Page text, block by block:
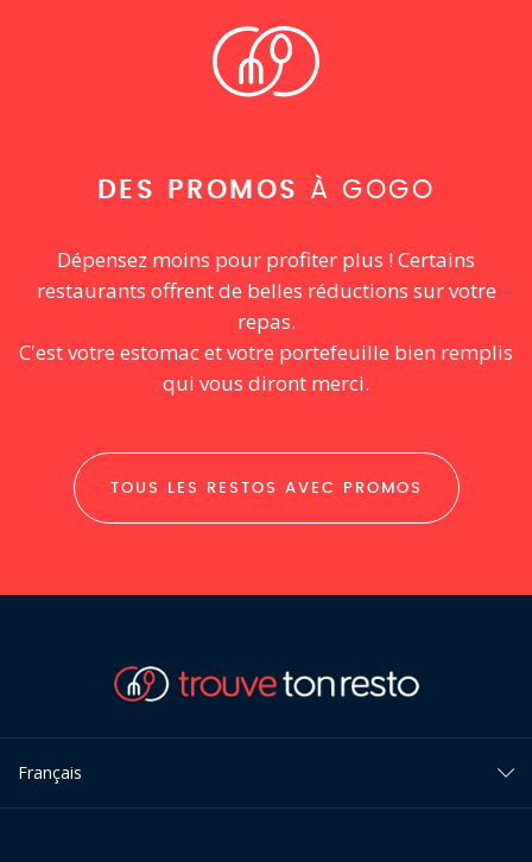
DES PROMOS À GOGO
Dépensez moins pour profiter plus ! Certains
restaurants offrent de belles réductions sur votre
repas.
C'est votre estomac et votre portefeuille bien remplis
qui vous diront merci.
TOUS LES RESTOS AVEC PROMOS
Français